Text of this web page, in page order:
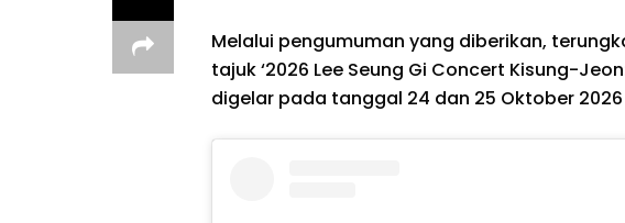
Melalui pengumuman yang diberikan,
tajuk ‘2026 Lee Seung Gi Concert Kisung-
digelar pada tanggal 24 dan 25 Oktober 2026